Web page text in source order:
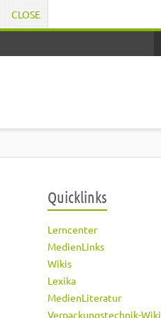
CLOSE
Quicklinks
Lerncenter
MedienLinks
Wikis
Lexika
MedienLiteratur
Verpackungstechnik-Wiki